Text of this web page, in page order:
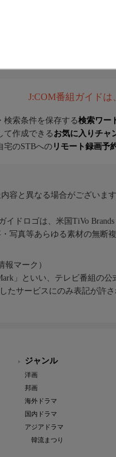
J:COM番組ガイドは
検索条件を保存する検索ワー
て作成できる お気に入りチャ
宅のSTBへのリモート録画予
容と異なる場合がございます
イドロゴは、米国TiVo
写真等あらゆる素材の無断
報マーク）
」といい、テレビ番組の公
たサービスにのみ表記が許
ジャンル
洋画
邦画
海外ドラマ
国内ドラマ
アジアドラマ
韓流まつり